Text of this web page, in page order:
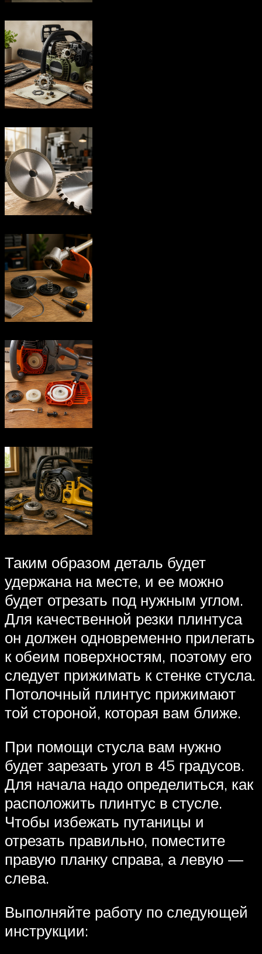
Таким образом деталь будет
удержана на месте, и ее можно
будет отрезать под нужным углом.
Для качественной резки плинтуса
он должен одновременно прилегать
к обеим поверхностям, поэтому его
следует прижимать к стенке стусла.
Потолочный плинтус прижимают
той стороной, которая вам ближе.
При помощи стусла вам нужно
будет зарезать угол в 45 градусов.
Для начала надо определиться, как
расположить плинтус в стусле.
Чтобы избежать путаницы и
отрезать правильно, поместите
правую планку справа, а левую —
слева.
Выполняйте работу по следующей
инструкции: